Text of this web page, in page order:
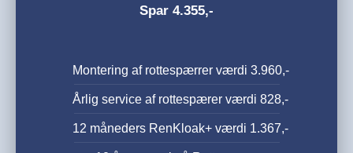
Spar 4.355,-
Montering af rottespærrer værdi 3.960,-
Årlig service af rottespærer værdi 828,-
12 måneders RenKloak+ værdi 1.367,-